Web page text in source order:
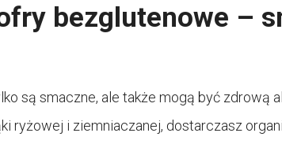
bezglutenowe –
są smaczne, ale także mogą być zdrową
ryżowej i ziemniaczanej, dostarczasz